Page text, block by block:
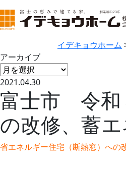
イデキョウホーム
アーカイブ
2021.04.30
富士市 令和
の改修、蓄エ
省エネルギー住宅（断熱窓）への